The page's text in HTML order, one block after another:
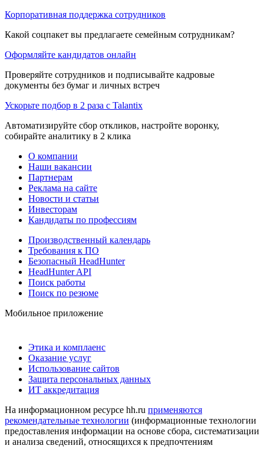
Корпоративная поддержка сотрудников
Какой соцпакет вы предлагаете семейным сотрудникам?
Оформляйте кандидатов онлайн
Проверяйте сотрудников и подписывайте кадровые
документы без бумаг и личных встреч
Ускорьте подбор в 2 раза с Talantix
Автоматизируйте сбор откликов, настройте воронку,
собирайте аналитику в 2 клика
О компании
Наши вакансии
Партнерам
Реклама на сайте
Новости и статьи
Инвесторам
Кандидаты по профессиям
Производственный календарь
Требования к ПО
Безопасный HeadHunter
HeadHunter API
Поиск работы
Поиск по резюме
Мобильное приложение
Этика и комплаенс
Оказание услуг
Использование сайтов
Защита персональных данных
ИТ аккредитация
На информационном ресурсе hh.ru применяются
рекомендательные технологии (информационные технологии
предоставления информации на основе сбора, систематизации
и анализа сведений, относящихся к предпочтениям